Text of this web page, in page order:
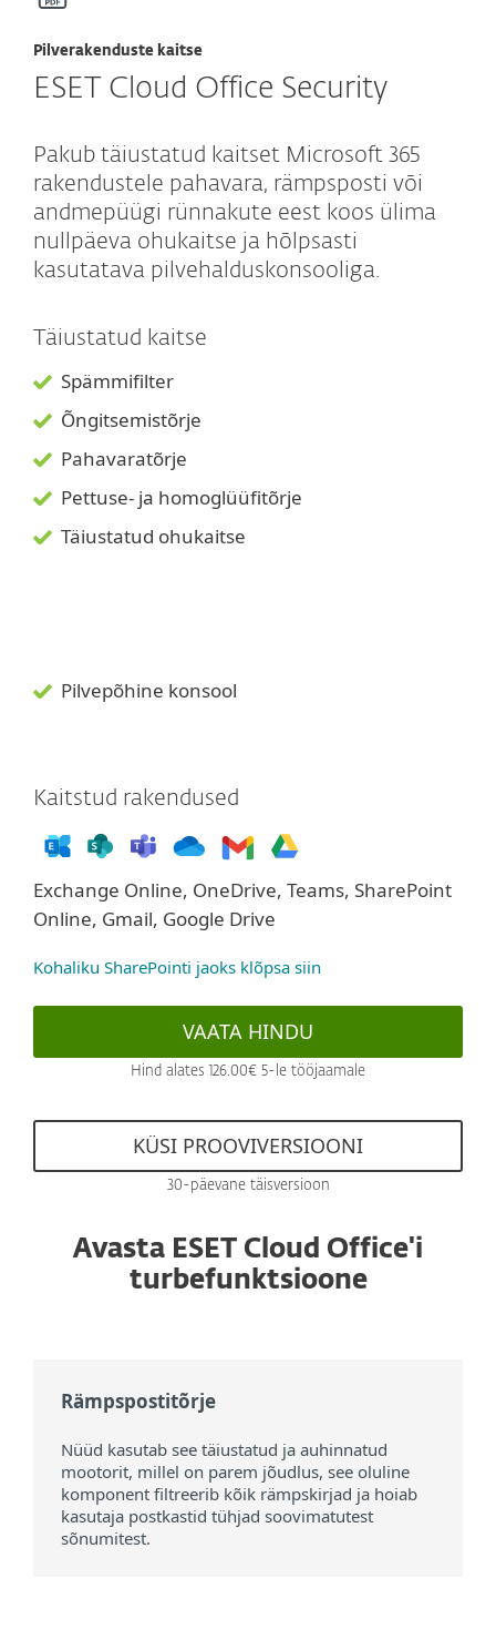
Pilverakenduste kaitse
ESET Cloud Office Security
Pakub täiustatud kaitset Microsoft 365
rakendustele pahavara, rämpsposti või
andmepüügi rünnakute eest koos ülima
nullpäeva ohukaitse ja hõlpsasti
kasutatava pilvehalduskonsooliga.
Täiustatud kaitse
Spämmifilter
Õngitsemistõrje
Pahavaratõrje
Pettuse- ja homoglüüfitõrje
Täiustatud ohukaitse
Pilvepõhine konsool
Kaitstud rakendused
Exchange Online, OneDrive, Teams, SharePoint
Online, Gmail, Google Drive
Kohaliku SharePointi jaoks klõpsa siin
VAATA HINDU
Hind alates 126.00€ 5-le tööjaamale
KÜSI PROOVIVERSIOONI
30-päevane täisversioon
Avasta ESET Cloud Office'i
turbefunktsioone
Rämpspostitõrje
Nüüd kasutab see täiustatud ja auhinnatud
mootorit, millel on parem jõudlus, see oluline
komponent filtreerib kõik rämpskirjad ja hoiab
kasutaja postkastid tühjad soovimatutest
sõnumitest.